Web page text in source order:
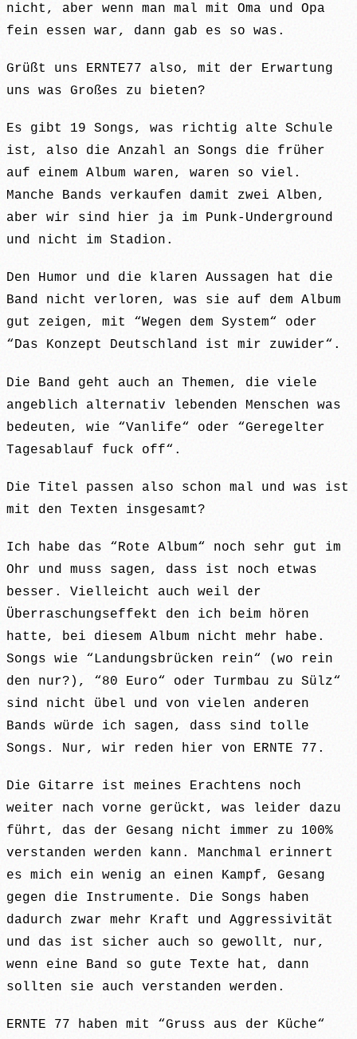
nicht, aber wenn man mal mit Oma und Opa
fein essen war, dann gab es so was.
Grüßt uns ERNTE77 also, mit der Erwartung
uns was Großes zu bieten?
Es gibt 19 Songs, was richtig alte Schule
ist, also die Anzahl an Songs die früher
auf einem Album waren, waren so viel.
Manche Bands verkaufen damit zwei Alben,
aber wir sind hier ja im Punk-Underground
und nicht im Stadion.
Den Humor und die klaren Aussagen hat die
Band nicht verloren, was sie auf dem Album
gut zeigen, mit “Wegen dem System“ oder
“Das Konzept Deutschland ist mir zuwider“.
Die Band geht auch an Themen, die viele
angeblich alternativ lebenden Menschen was
bedeuten, wie “Vanlife“ oder “Geregelter
Tagesablauf fuck off“.
Die Titel passen also schon mal und was ist
mit den Texten insgesamt?
Ich habe das “Rote Album“ noch sehr gut im
Ohr und muss sagen, dass ist noch etwas
besser. Vielleicht auch weil der
Überraschungseffekt den ich beim hören
hatte, bei diesem Album nicht mehr habe.
Songs wie “Landungsbrücken rein“ (wo rein
den nur?), “80 Euro“ oder Turmbau zu Sülz“
sind nicht übel und von vielen anderen
Bands würde ich sagen, dass sind tolle
Songs. Nur, wir reden hier von ERNTE 77.
Die Gitarre ist meines Erachtens noch
weiter nach vorne gerückt, was leider dazu
führt, das der Gesang nicht immer zu 100%
verstanden werden kann. Manchmal erinnert
es mich ein wenig an einen Kampf, Gesang
gegen die Instrumente. Die Songs haben
dadurch zwar mehr Kraft und Aggressivität
und das ist sicher auch so gewollt, nur,
wenn eine Band so gute Texte hat, dann
sollten sie auch verstanden werden.
ERNTE 77 haben mit “Gruss aus der Küche“